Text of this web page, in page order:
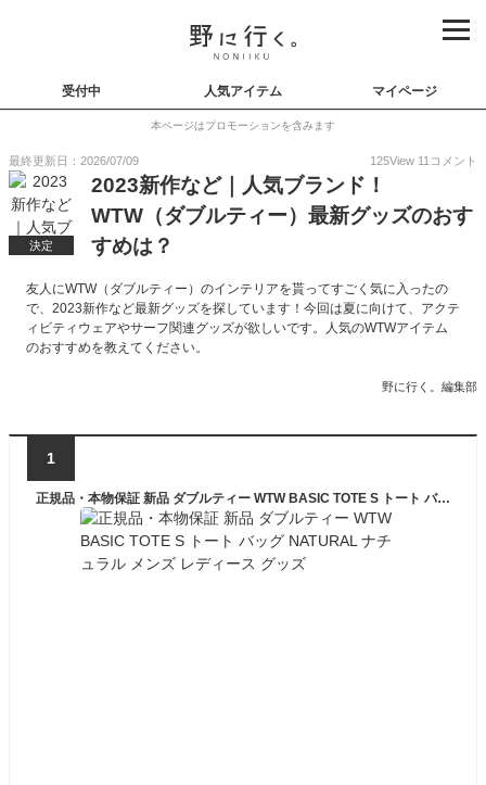
受付中 人気アイテム マイページ
本ページはプロモーションを含みます
最終更新日：2026/07/09 125View 11 コメント
決定
2023新作など｜人気ブランド！
WTW（ダブルティー）最新グッズのおす
すめは？
友人にWTW（ダブルティー）のインテリアを貰ってすごく気に入ったの
で、2023新作など最新グッズを探しています！今回は夏に向けて、アクテ
ィビティウェアやサーフ関連グッズが欲しいです。人気のWTWアイテム
のおすすめを教えてください。
野に行く。編集部
1
正規品・本物保証 新品 ダブルティー WTW BASIC TOTE S トート バッグ NATURAL ナチュラル メンズ レディース グッズ